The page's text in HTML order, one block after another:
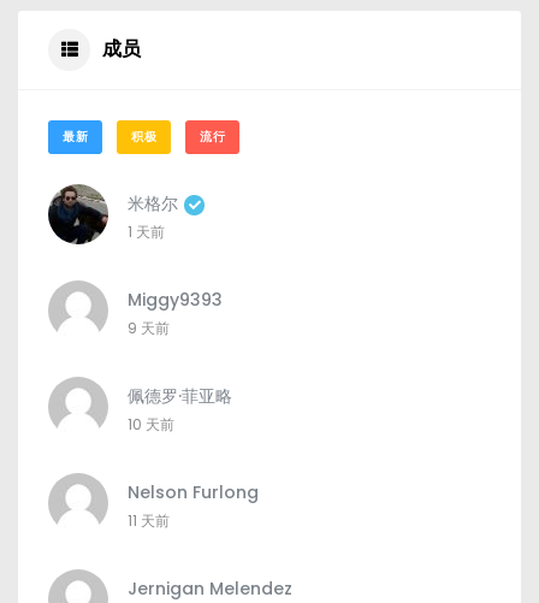
成员
最新 积极 流行
米格尔
1 天前
Miggy9393
9 天前
佩德罗·菲亚略
10 天前
Nelson Furlong
11 天前
Jernigan Melendez